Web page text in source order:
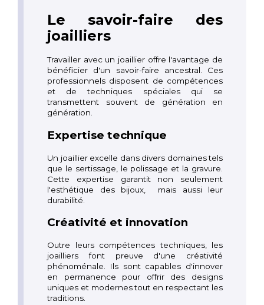
Le savoir-faire des
joailliers
Travailler avec un joaillier offre l'avantage de
bénéficier d'un savoir-faire ancestral. Ces
professionnels disposent de compétences
et de techniques spéciales qui se
transmettent souvent de génération en
génération.
Expertise technique
Un joaillier excelle dans divers domaines tels
que le sertissage, le polissage et la gravure.
Cette expertise garantit non seulement
l'esthétique des bijoux,
mais aussi leur
durabilité.
Créativité et innovation
Outre leurs compétences techniques, les
joailliers font preuve d'une créativité
phénoménale. Ils sont capables d'innover
en permanence pour offrir des designs
uniques et modernes tout en respectant les
traditions.